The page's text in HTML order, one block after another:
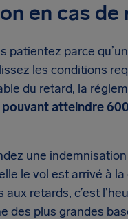
en cas
patientez parce
les conditions
du retard, la
pouvant atteindre
une
le vol est arrivé à
aux retards, c’est
des plus grandes